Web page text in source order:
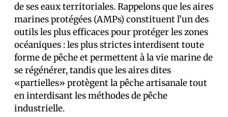
de ses eaux territoriales. Rappelons que les aires
marines protégées (AMPs) constituent l’un des
outils les plus efficaces pour protéger les zones
océaniques : les plus strictes interdisent toute
forme de pêche et permettent à la vie marine de
se régénérer, tandis que les aires dites
«partielles» protègent la pêche artisanale tout
en interdisant les méthodes de pêche
industrielle.